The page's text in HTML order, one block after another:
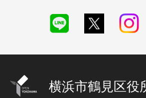
横浜市鶴見区役